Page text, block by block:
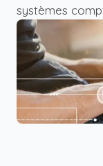
systèmes